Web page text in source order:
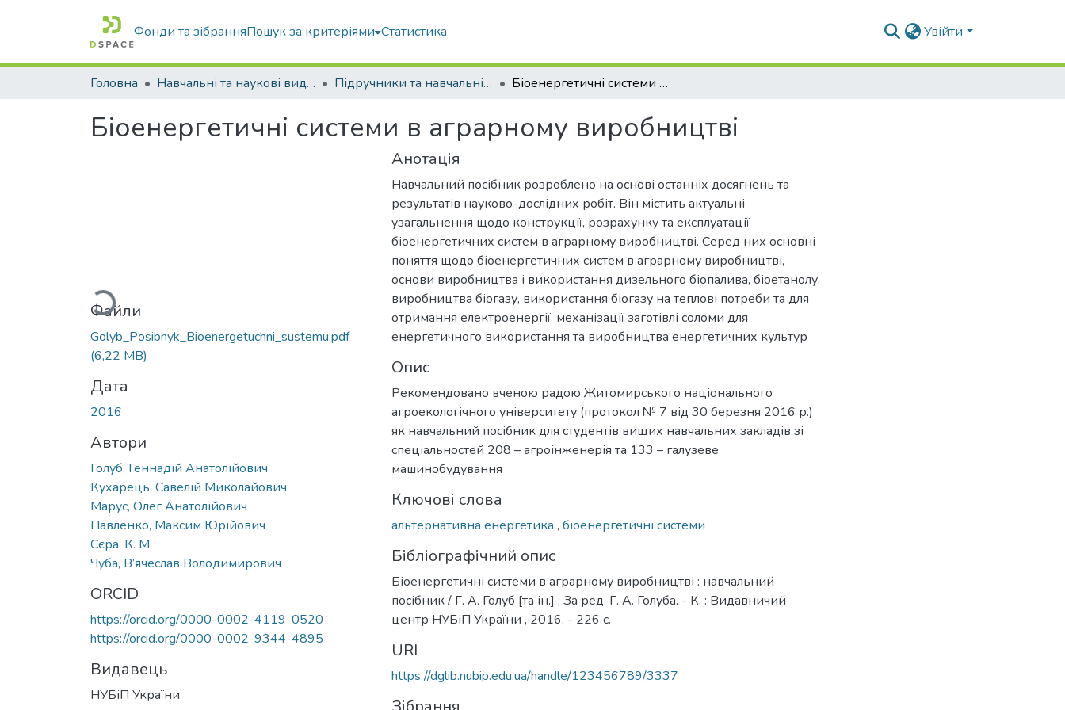
Фонди та зібранняПошук за критеріями Статистика Увійти
Головна Навчальні та наукові видання Підручники та навчальні посібники Біоенергетичні системи в аграрному виробництві
Біоенергетичні системи в аграрному виробництві
Вантажиться...
Файли
Golyb_Posibnyk_Bioenergetuchni_sustemu.pdf
(6,22 MB)
Дата
2016
Автори
Голуб, Геннадій Анатолійович
Кухарець, Савелій Миколайович
Марус, Олег Анатолійович
Павленко, Максим Юрійович
Сєра, К. М.
Чуба, В’ячеслав Володимирович
ORCID
https://orcid.org/0000-0002-4119-0520
https://orcid.org/0000-0002-9344-4895
Видавець
НУБіП України
Анотація
Навчальний посібник розроблено на основі останніх досягнень та
результатів науково-дослідних робіт. Він містить актуальні
узагальнення щодо конструкції, розрахунку та експлуатації
біоенергетичних систем в аграрному виробництві. Серед них основні
поняття щодо біоенергетичних систем в аграрному виробництві,
основи виробництва і використання дизельного біопалива, біоетанолу,
виробництва біогазу, використання біогазу на теплові потреби та для
отримання електроенергії, механізації заготівлі соломи для
енергетичного використання та виробництва енергетичних культур
Опис
Рекомендовано вченою радою Житомирського національного
агроекологічного університету (протокол № 7 від 30 березня 2016 р.)
як навчальний посібник для студентів вищих навчальних закладів зі
спеціальностей 208 – агроінженерія та 133 – галузеве
машинобудування
Ключові слова
альтернативна енергетика , біоенергетичні системи
Бібліографічний опис
Біоенергетичні системи в аграрному виробництві : навчальний
посібник / Г. А. Голуб [та ін.] ; За ред. Г. А. Голуба. - К. : Видавничий
центр НУБіП України , 2016. - 226 с.
URI
https://dglib.nubip.edu.ua/handle/123456789/3337